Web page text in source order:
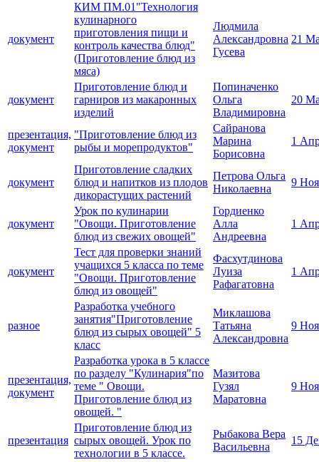
документ
КИМ ПМ.01"Технология
кулинарного
приготовления пищи и
контроль качества блюд"
(Приготовление блюд из
мяса)
Людмила
Александровна
Гусева
21
документ
Приготовление блюд и
гарниров из макаронных
изделий
Попиначенко
Ольга
Владимировна
20
презентация,
документ
"Приготовление блюд из
рыбы и морепродуктов"
Сайранова
Марина
Борисовна
1
документ
Приготовление сладких
блюд и напитков из плодов
дикорастущих растений
Петрова Ольга
Николаевна
9
документ
Урок по кулинарии
"Овощи. Приготовление
блюд из свежих овощей"
Гордиенко
Алла
Андреевна
1
документ
Тест для проверки знаний
учащихся 5 класса по теме
"Овощи. Приготовление
блюд из овощей"
Фасхутдинова
Луиза
Рафагатовна
1
разное
Разработка учебного
занятия"Приготовление
блюд из сырых овощей" 5
класс
Миклашова
Татьяна
Александровна
9
презентация,
документ
Разработка урока в 5 классе
по разделу "Кулинария"по
теме " Овощи.
Приготовление блюд из
овощей. "
Мазитова
Гузял
Маратовна
9
презентация
Приготовление блюд из
сырых овощей. Урок по
технологии в 5 классе.
Рыбакова Вера
Васильевна
15